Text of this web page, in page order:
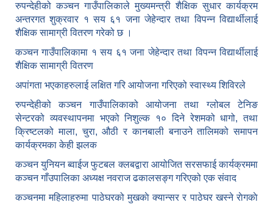
रुपन्देहीको कञ्चन गाउँपालिकाले मुख्यमन्त्री शैक्षिक सुधार कार्यक्रम
अन्तरगत शुक्रवार १ सय ६१ जना जेहेन्दार तथा विपन्न विद्यार्थीलाई
शैक्षिक सामाग्री वितरण गरेको छ ।
कञ्चन गाउँपालिकामा १ सय ६१ जना जेहेन्दार तथा विपन्न विद्यार्थीलाई
शैक्षिक सामाग्री वितरण
अपांगता भएकाहरुलाई लक्षित गरि आयोजना गरिएको स्वास्थ्य शिविरले
रुपन्देहीको कञ्चन गाउँपालिकाको आयोजना तथा ग्लोबल टेनिङ
सेन्टरको व्यवस्थापनमा भएको निशुल्क १० दिने रेशमको धागो, तथा
क्रिष्टलको माला, चुरा, औठी र कानबाली बनाउने तालिमको समापन
कार्यक्रमका केही झलक
कञ्चन युनियन ब्वाईज फुटबल क्लबद्वारा आयोजित सरसफाई कार्यक्रममा
कञ्चन गाँउपालिका अध्यक्ष नवराज ढकालसङ्ग गरिएको एक संवाद
कञ्‍चनमा महिलाहरुमा पाठेघरको मुखकाे क्यान्सर र पाठेघर खस्‍ने राेगकाे